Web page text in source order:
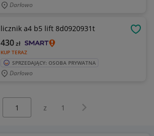
Darłowo
licznik a4 b5 lift 8d0920931t
KUP TERAZ
430zł
SPRZEDAJĄCY: OSOBA PRYWATNA
Darłowo
z 1 Następna strona